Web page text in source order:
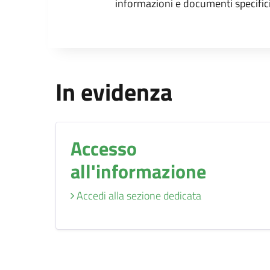
informazioni e documenti
In evidenza
Accesso
all'informazione
Accedi alla sezione dedicata